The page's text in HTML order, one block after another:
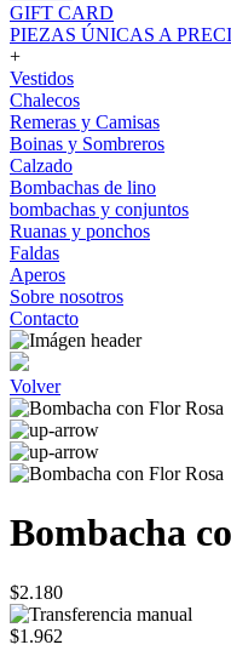
GIFT CARD
PIEZAS ÚNICAS A
+
Vestidos
Chalecos
Remeras y Camisas
Boinas y Sombreros
Calzado
Bombachas de lino
bombachas y conjuntos
Ruanas y ponchos
Faldas
Aperos
Sobre nosotros
Contacto
Volver
Bombacha
$2.180
$1.962